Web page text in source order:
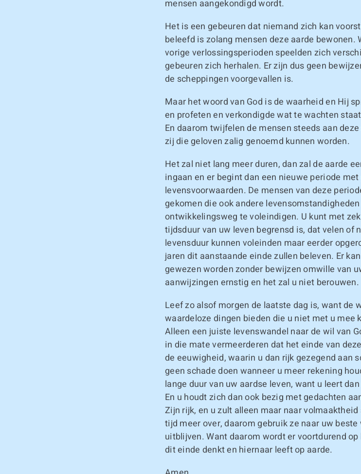
mensen aangekondigd wordt.
Het is een gebeuren dat niemand zich kan
beleefd is zolang mensen deze aarde bewonen.
vorige verlossingsperioden speelden zich
gebeuren zich herhalen. Er zijn dus geen
de scheppingen voorgevallen is.
Maar het woord van God is de waarheid en Hij
en profeten en verkondigde wat te wachten
En daarom twijfelen de mensen steeds aan
zij die geloven zalig genoemd kunnen worden.
Het zal niet lang meer duren, dan zal de aarde
ingaan en er begint dan een nieuwe periode
levensvoorwaarden. De mensen van deze
gekomen die ook andere
ontwikkelingsweg te voleindigen. U kunt met
tijdsduur van uw leven begrensd is, dat velen of
levensduur kunnen voleinden maar eerder
jaren dit aanstaande einde zullen beleven. Er
gewezen worden zonder bewijzen omwille van
aanwijzingen ernstig en het zal u niet berouwen.
Leef zo alsof morgen de laatste dag is, want de
waardeloze dingen bieden die u niet met u mee
Alleen een juiste levenswandel naar de wil van
in die mate vermeerderen dat het einde van
de eeuwigheid, waarin u dan rijk gezegend aan
geen schade doen wanneer u meer rekening
lange duur van uw aardse leven, want u leert
En u houdt zich dan ook bezig met gedachten
Zijn rijk, en u zult alleen maar naar
tijd meer over, daarom gebruik ze naar uw
uitblijven. Want daarom wordt er voortdurend
dit einde denkt en hiernaar leeft op aarde.